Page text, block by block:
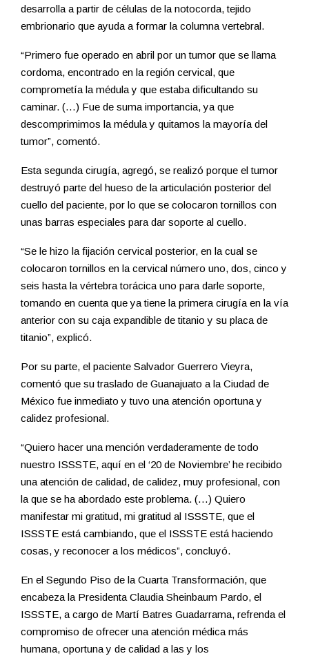
desarrolla a partir de células de la notocorda, tejido
embrionario que ayuda a formar la columna vertebral.
“Primero fue operado en abril por un tumor que se llama
cordoma, encontrado en la región cervical, que
comprometía la médula y que estaba dificultando su
caminar. (…) Fue de suma importancia, ya que
descomprimimos la médula y quitamos la mayoría del
tumor”, comentó.
Esta segunda cirugía, agregó, se realizó porque el tumor
destruyó parte del hueso de la articulación posterior del
cuello del paciente, por lo que se colocaron tornillos con
unas barras especiales para dar soporte al cuello.
“Se le hizo la fijación cervical posterior, en la cual se
colocaron tornillos en la cervical número uno, dos, cinco y
seis hasta la vértebra torácica uno para darle soporte,
tomando en cuenta que ya tiene la primera cirugía en la vía
anterior con su caja expandible de titanio y su placa de
titanio”, explicó.
Por su parte, el paciente Salvador Guerrero Vieyra,
comentó que su traslado de Guanajuato a la Ciudad de
México fue inmediato y tuvo una atención oportuna y
calidez profesional.
“Quiero hacer una mención verdaderamente de todo
nuestro ISSSTE, aquí en el ‘20 de Noviembre’ he recibido
una atención de calidad, de calidez, muy profesional, con
la que se ha abordado este problema. (…) Quiero
manifestar mi gratitud, mi gratitud al ISSSTE, que el
ISSSTE está cambiando, que el ISSSTE está haciendo
cosas, y reconocer a los médicos”, concluyó.
En el Segundo Piso de la Cuarta Transformación, que
encabeza la Presidenta Claudia Sheinbaum Pardo, el
ISSSTE, a cargo de Martí Batres Guadarrama, refrenda el
compromiso de ofrecer una atención médica más
humana, oportuna y de calidad a las y los